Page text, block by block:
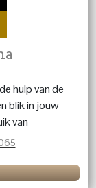
hulp van de
blik in jouw
van
Waarmee